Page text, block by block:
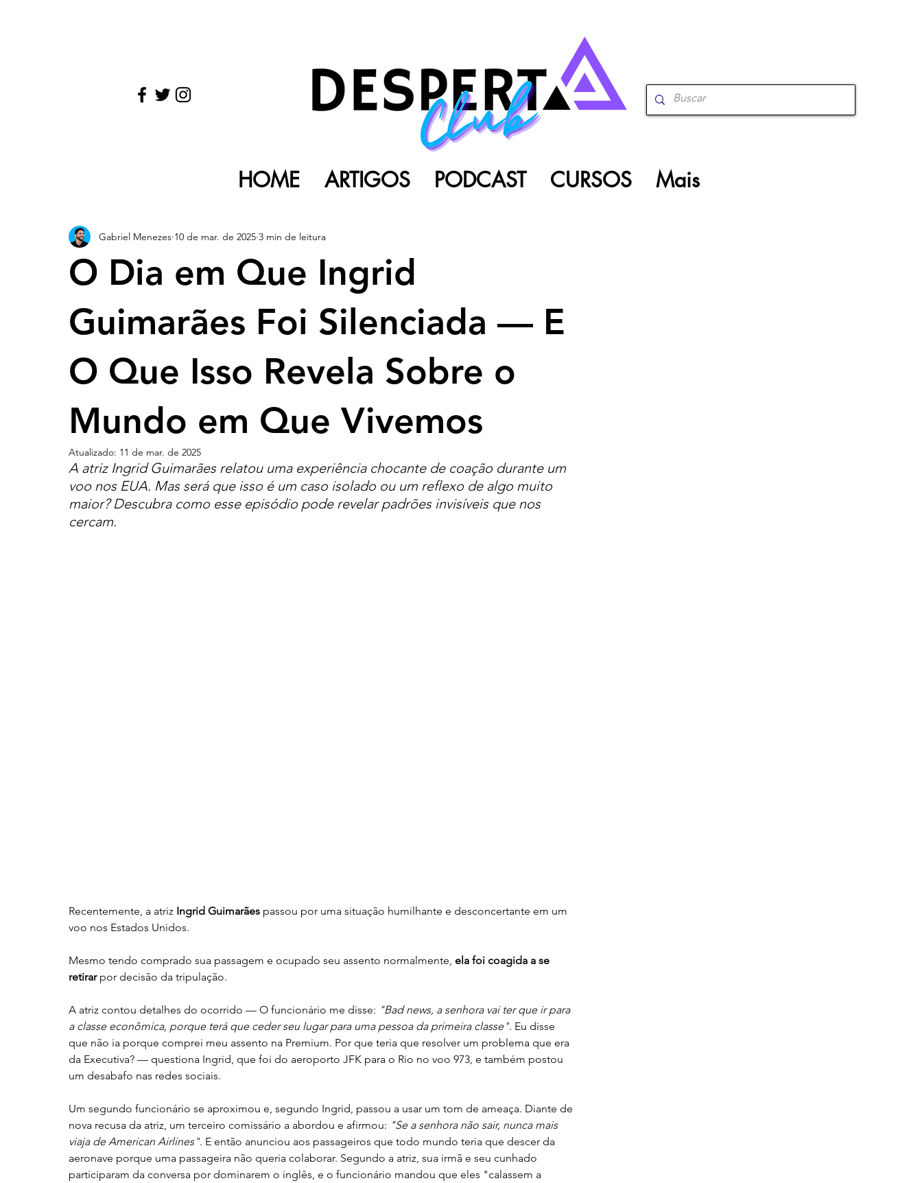
HOME ARTIGOS PODCAST CURSOS Mais
O Dia em Que Ingrid
Guimarães Foi Silenciada — E
O Que Isso Revela Sobre o
Mundo em Que Vivemos
Gabriel Menezes 10 de mar. de 2025 3 min de leitura
Atualizado: 11 de mar. de 2025
A atriz Ingrid Guimarães relatou uma experiência chocante de coação durante um
voo nos EUA. Mas será que isso é um caso isolado ou um reflexo de algo muito
maior? Descubra como esse episódio pode revelar padrões invisíveis que nos
cercam.
Recentemente, a atriz Ingrid Guimarães passou por uma situação humilhante e desconcertante em um
voo nos Estados Unidos.
Mesmo tendo comprado sua passagem e ocupado seu assento normalmente, ela foi coagida a se
retirar por decisão da tripulação.
A atriz contou detalhes do ocorrido — O funcionário me disse: "Bad news, a senhora vai ter que ir para
a classe econômica, porque terá que ceder seu lugar para uma pessoa da primeira classe". Eu disse
que não ia porque comprei meu assento na Premium. Por que teria que resolver um problema que era
da Executiva? — questiona Ingrid, que foi do aeroporto JFK para o Rio no voo 973, e também postou
um desabafo nas redes sociais.
Um segundo funcionário se aproximou e, segundo Ingrid, passou a usar um tom de ameaça. Diante de
nova recusa da atriz, um terceiro comissário a abordou e afirmou: "Se a senhora não sair, nunca mais
viaja de American Airlines". E então anunciou aos passageiros que todo mundo teria que descer da
aeronave porque uma passageira não queria colaborar. Segundo a atriz, sua irmã e seu cunhado
participaram da conversa por dominarem o inglês, e o funcionário mandou que eles "calassem a